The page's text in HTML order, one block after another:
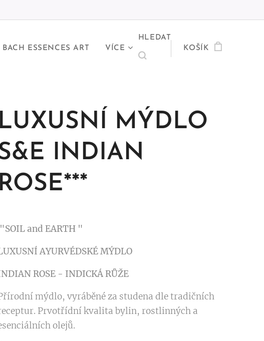
BACH ESSENCES ART VÍCE
HLEDAT
KOŠÍK
LUXUSNÍ MÝDLO
INDIAN
ROSE***
"SOIL and EARTH "
AYURVÉDSKÉ MÝDLO
ROSE - INDICKÁ RŮŽE
mýdlo, vyráběné za studena dle tradičních
Prvotřídní kvalita bylin, rostlinných a
olejů.